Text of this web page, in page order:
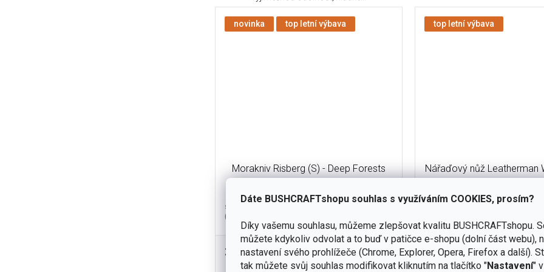
Dáte BUSHCRAFTshopu souhlas s využíváním COOKIES, prosím?
Díky vašemu souhlasu, můžeme zlepšovat kvalitu BUSHCRAFTshopu.
můžete kdykoliv odvolat a to buď v patičce e-shopu (dolní část webu),
nastavení svého prohlížeče (Chrome, Explorer, Opera, Firefox a další).
tak můžete svůj souhlas modifikovat kliknutím na tlačítko "Nastavení"
novinka top letní výbava
Morakniv Risberg (S) - Deep Forests
skladem
(26 ks)
375 Kč
Do košíku
Lehký outdoorový nůž Morakniv Risberg S s
top letní výbava
Nářaďový nůž Leatherman
Obsidian + Bitkit Black
6 390 Kč
Leatherman Wave Alpha